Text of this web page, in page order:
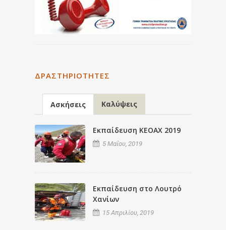
ΔΡΑΣΤΗΡΙΌΤΗΤΕΣ
Ασκήσεις Καλύψεις
Εκπαίδευση ΚΕΟΑΧ 2019
5 Μαΐου, 2019
Εκπαίδευση στο Λουτρό
Χανίων
15 Απριλίου, 2019